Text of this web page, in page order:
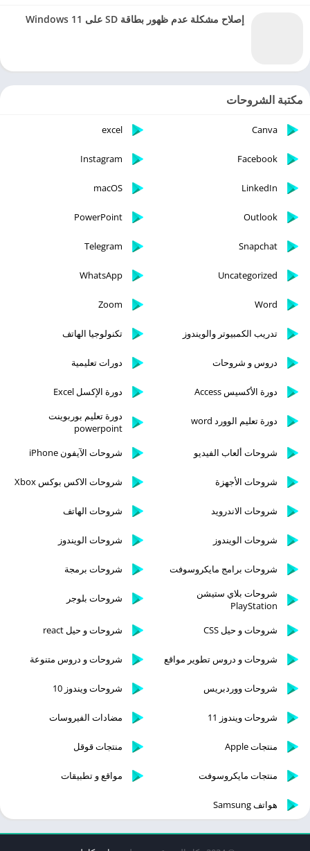
إصلاح مشكلة عدم ظهور بطاقة SD على Windows 11
مكتبة الشروحات
Canva
excel
Facebook
Instagram
LinkedIn
macOS
Outlook
PowerPoint
Snapchat
Telegram
Uncategorized
WhatsApp
Word
Zoom
تدريب الكمبيوتر والويندوز تكنولوجيا الهاتف
دروس و شروحات دورات تعليمية
دورة الأكسيس Access دورة الإكسل Excel
دورة تعليم الوورد word
دورة تعليم بوربوينت
powerpoint
شروحات ألعاب الفيديو
شروحات الآيفون iPhone
شروحات الأجهزة شروحات الاكس بوكس Xbox
شروحات الاندرويد شروحات الهاتف
شروحات الويندوز شروحات الويندوز
شروحات برامج مايكروسوفت
شروحات برمجة
شروحات بلاي ستيشن
PlayStation
شروحات بلوجر
شروحات و حيل CSS شروحات و حيل react
شروحات و دروس تطوير مواقع شروحات و دروس متنوعة
شروحات ووردبريس شروحات ويندوز 10
شروحات ويندوز 11 مضادات الفيروسات
منتجات Apple منتجات قوقل
منتجات مايكروسوفت مواقع و تطبيقات
هواتف Samsung